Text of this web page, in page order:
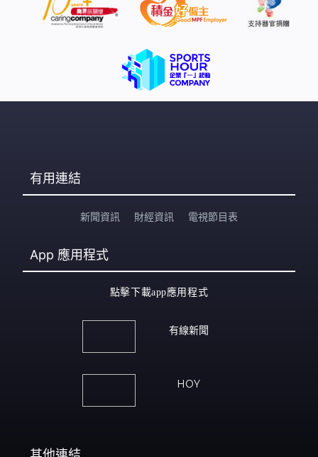
有用連結
新聞資訊 財經資訊 電視節目表
App 應用程式
點擊下載app應用程式
有線新聞
HOY